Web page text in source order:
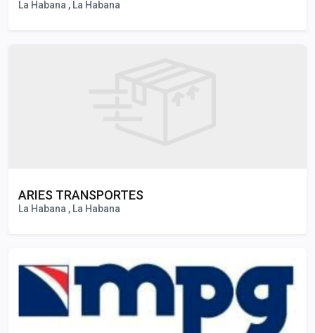
La Habana , La Habana
ARIES TRANSPORTES
La Habana , La Habana